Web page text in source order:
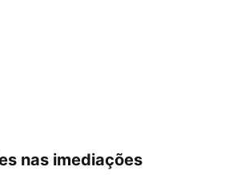
nas imediações